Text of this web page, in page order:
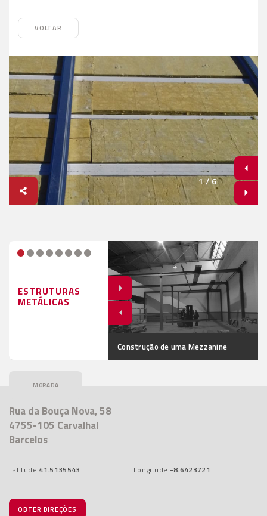
VOLTAR
1/6
ESTRUTURAS
METÁLICAS
Construção de uma Mezzanine
Rua da Bouça Nova, 58
4755-105 Carvalhal
Barcelos
Latitude 41.5135543 Longitude -8.6423721
OBTER DIREÇÕES